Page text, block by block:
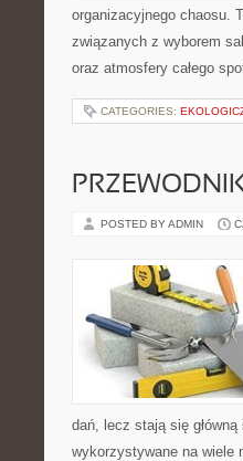
organizacyjnego chaosu.
związanych z wyborem
oraz atmosfery całego
CATEGORIES:
POSTED BY ADMIN
dań, lecz stają się
wykorzystywane na wiele